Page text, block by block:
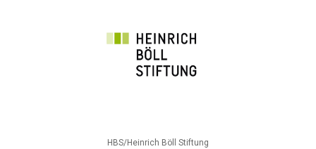
HBS/Heinrich Böll Stiftung